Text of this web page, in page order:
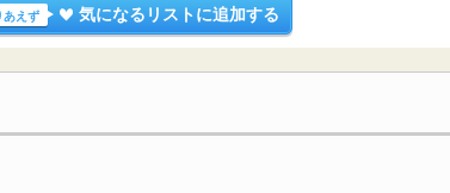
あえず 気になるリストに追加する